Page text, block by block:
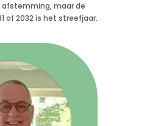
maar de
of 2032 is het streefjaar.